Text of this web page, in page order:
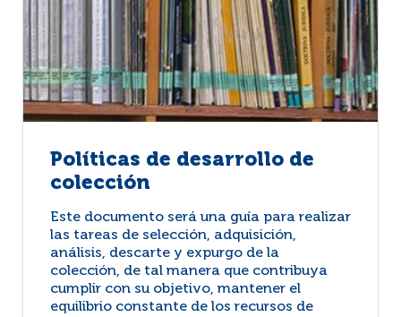
Políticas de desarrollo de
colección
Este documento será una guía para realizar
las tareas de selección, adquisición,
análisis, descarte y expurgo de la
colección, de tal manera que contribuya
cumplir con su objetivo, mantener el
equilibrio constante de los recursos de